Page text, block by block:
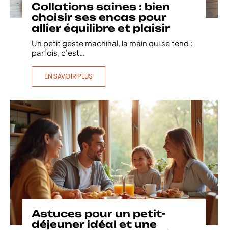
Collations saines : bien
choisir ses encas pour
allier équilibre et plaisir
Un petit geste machinal, la main qui se tend :
parfois, c'est…
EN SAVOIR PLUS
Astuces pour un petit-
déjeuner idéal et une